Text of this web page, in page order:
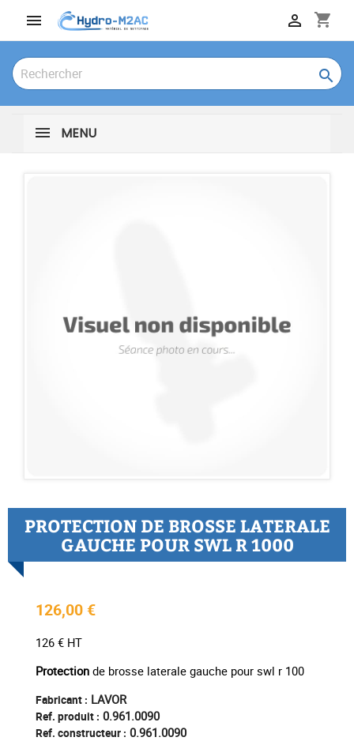
 shopping_cart


MENU
PROTECTION DE BROSSE LATERALE
GAUCHE POUR SWL R 1000
126,00 €
126 € HT
Protection de brosse laterale gauche pour swl r 100
Fabricant : LAVOR
Ref. produit : 0.961.0090
Ref. constructeur : 0.961.0090